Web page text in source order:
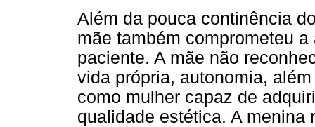
Além da pouca continência
mãe também comprometeu
paciente. A mãe não
vida própria, autonomia,
como mulher capaz de
qualidade estética. A menina